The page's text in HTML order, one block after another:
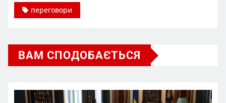
переговори
ВАМ СПОДОБАЄТЬСЯ